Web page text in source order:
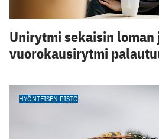
Unirytmi sekaisin loman
vuorokausirytmi
HYÖNTEISEN PISTO